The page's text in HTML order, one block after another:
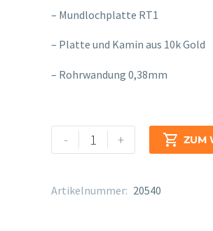
– Mundlochplatte RT1
– Platte und Kamin aus 10k Gold
– Rohrwandung 0,38mm
-
Sankyo
Silberkopf
925
+  ZUM
Alternative:
Artikelnummer: 20540